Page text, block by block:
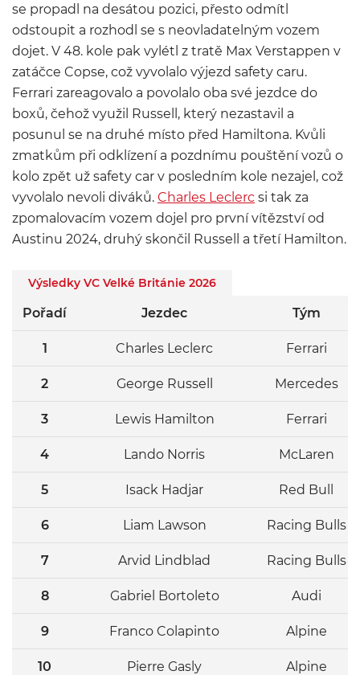
se propadl na desátou pozici, přesto odmítl
odstoupit a rozhodl se s neovladatelným vozem
dojet. V 48. kole pak vylétl z tratě Max Verstappen v
zatáčce Copse, což vyvolalo výjezd safety caru.
Ferrari zareagovalo a povolalo oba své jezdce do
boxů, čehož využil Russell, který nezastavil a
posunul se na druhé místo před Hamiltona. Kvůli
zmatkům při odklízení a pozdnímu pouštění vozů o
kolo zpět už safety car v posledním kole nezajel, což
vyvolalo nevoli diváků. Charles Leclerc si tak za
zpomalovacím vozem dojel pro první vítězství od
Austinu 2024, druhý skončil Russell a třetí Hamilton.
Výsledky VC Velké Británie 2026
Pořadí Jezdec Tým
1 Charles Leclerc Ferrari
2 George Russell Mercedes
3 Lewis Hamilton Ferrari
4 Lando Norris McLaren
5 Isack Hadjar Red Bull
6 Liam Lawson Racing Bulls
7 Arvid Lindblad Racing Bulls
8 Gabriel Bortoleto Audi
9 Franco Colapinto Alpine
10 Pierre Gasly Alpine